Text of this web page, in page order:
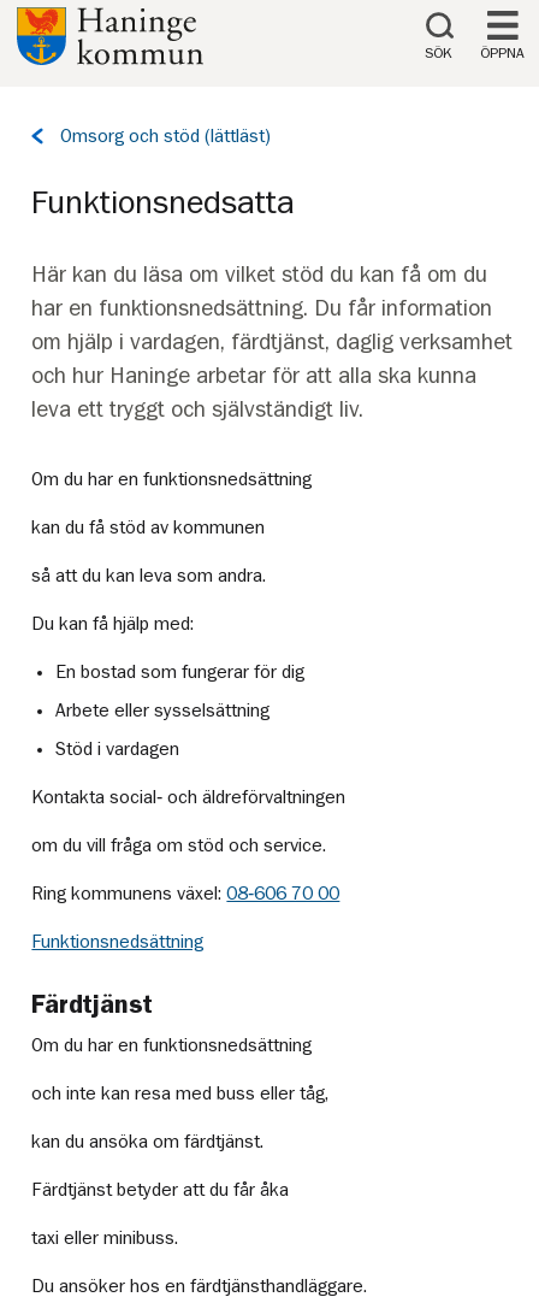
Till innehåll på sidan
SÖK ÖPPNA
Tillbaka
Omsorg och stöd (lättläst)
Funktionsnedsatta
Här kan du läsa om vilket stöd du kan få om du
har en funktionsnedsättning. Du får information
om hjälp i vardagen, färdtjänst, daglig verksamhet
och hur Haninge arbetar för att alla ska kunna
leva ett tryggt och självständigt liv.
Om du har en funktionsnedsättning
kan du få stöd av kommunen
så att du kan leva som andra.
Du kan få hjälp med:
En bostad som fungerar för dig
Arbete eller sysselsättning
Stöd i vardagen
Kontakta social‑ och äldreförvaltningen
om du vill fråga om stöd och service.
Ring kommunens växel:08‑606 70 00
Funktionsnedsättning
Färdtjänst
Om du har en funktionsnedsättning
och inte kan resa med buss eller tåg,
kan du ansöka om färdtjänst.
Färdtjänst betyder att du får åka
taxi eller minibuss.
Du ansöker hos en färdtjänsthandläggare.